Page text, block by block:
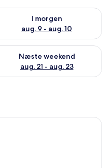
- aug. 9
I morgen
aug. 9 - aug. 10
tilgængelighed for i
aug. 14 - aug. 16
Næste weekend
aug. 21 - aug. 23
tilgængelighed for næste
| Premium-sengetøj,